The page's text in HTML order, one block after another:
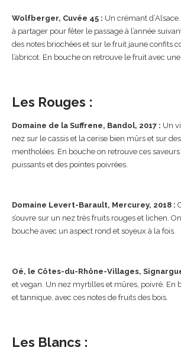
Wolfberger, Cuvée 45 : Un crémant
à partager pour fêter le passage à l’année
des notes briochées et sur le fruit jaune confits
l’abricot. En bouche on retrouve le fruit avec
Les Rouges :
Domaine de la Suffrene, Bandol, 2017 : Un
nez sur le cassis et la cerise bien mûrs et sur
mentholées. En bouche on retrouve ces
puissants et des pointes poivrées.
Domaine Levert-Barault, Mercurey, 2018 :
s’ouvre sur un nez très fruits rouges et lichen.
bouche avec un aspect rond et soyeux à la fois.
Oé, le Côtes-du-Rhône-Villages,
et vegan. Un nez myrtilles et mûres, poivré. En
et tannique, avec ces notes de fruits des bois.
Les Blancs :